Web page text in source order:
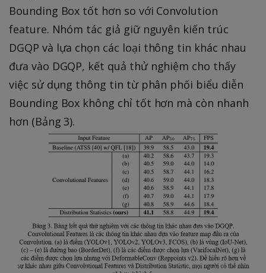
Bounding Box tốt hơn so với Convolution
feature. Nhóm tác giả giữ nguyên kiến trúc
DGQP và lựa chọn các loại thông tin khác nhau
đưa vào DGQP, kết quả thử nghiệm cho thấy
việc sử dụng thông tin từ phân phối biểu diễn
Bounding Box không chỉ tốt hơn mà còn nhanh
hơn (Bảng 3).